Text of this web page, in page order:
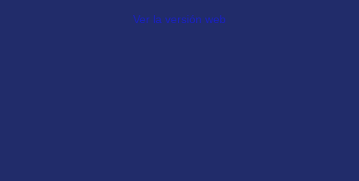
Ver la versión web